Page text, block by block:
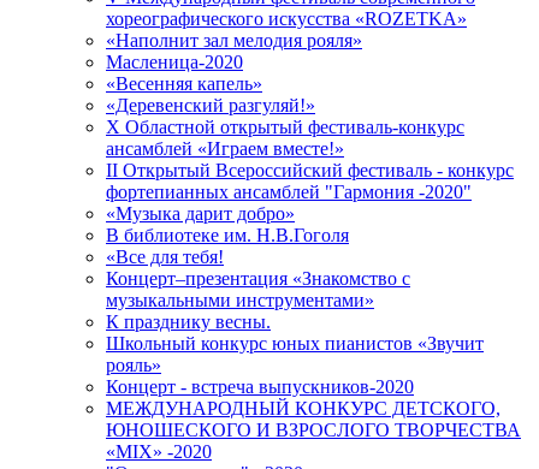
хореографического искусства «ROZETKA»
«Наполнит зал мелодия рояля»
Масленица-2020
«Весенняя капель»
«Деревенский разгуляй!»
X Областной открытый фестиваль-конкурс
ансамблей «Играем вместе!»
II Открытый Всероссийский фестиваль - конкурс
фортепианных ансамблей "Гармония -2020"
«Музыка дарит добро»
В библиотеке им. Н.В.Гоголя
«Все для тебя!
Концерт–презентация «Знакомство с
музыкальными инструментами»
К празднику весны.
Школьный конкурс юных пианистов «Звучит
рояль»
Концерт - встреча выпускников-2020
МЕЖДУНАРОДНЫЙ КОНКУРС ДЕТСКОГО,
ЮНОШЕСКОГО И ВЗРОСЛОГО ТВОРЧЕСТВА
«MIX» -2020